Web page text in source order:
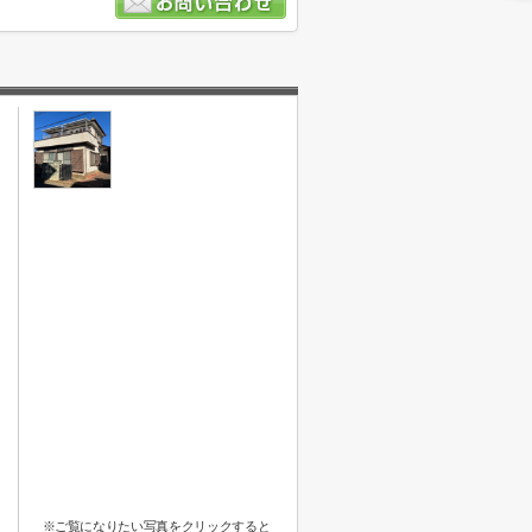
※ご覧になりたい写真をクリックすると